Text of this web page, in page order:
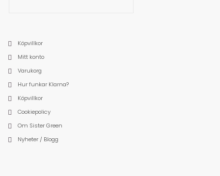
Köpvillkor
Mitt konto
Varukorg
Hur funkar Klarna?
Köpvillkor
Cookiepolicy
Om Sister Green
Nyheter / Blogg